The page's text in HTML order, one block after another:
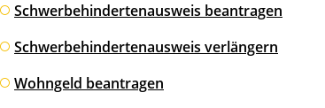
Schwerbehindertenausweis beantragen
Schwerbehindertenausweis verlängern
Wohngeld beantragen